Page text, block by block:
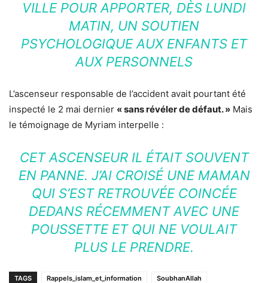
VILLE POUR APPORTER, DÈS LUNDI
MATIN, UN SOUTIEN
PSYCHOLOGIQUE AUX ENFANTS ET
AUX PERSONNELS
L’ascenseur responsable de l’accident avait pourtant été
inspecté le 2 mai dernier « sans révéler de défaut. » Mais
le témoignage de Myriam interpelle :
CET ASCENSEUR IL ÉTAIT SOUVENT
EN PANNE. J’AI CROISÉ UNE MAMAN
QUI S’EST RETROUVÉE COINCÉE
DEDANS RÉCEMMENT AVEC UNE
POUSSETTE ET QUI NE VOULAIT
PLUS LE PRENDRE.
TAGS Rappels_islam_et_information SoubhanAllah